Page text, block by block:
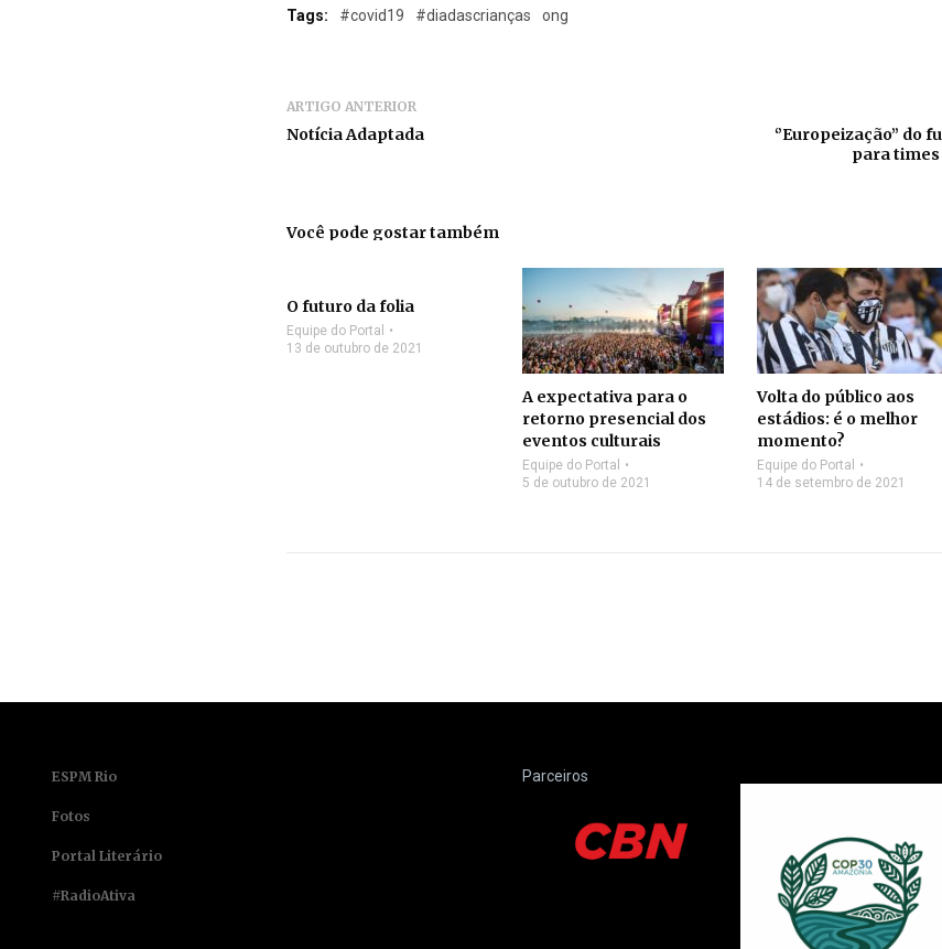
Tags: #covid19 #diadascrianças ong
ARTIGO ANTERIOR
Notícia Adaptada
‘’Europeização’’
para
Você pode gostar também
O futuro da folia
Equipe do Portal
13 de outubro de 2021
A expectativa para o
retorno presencial dos
eventos culturais
Equipe do Portal
5 de outubro de 2021
Volta do público aos
estádios: é o melhor
momento?
Equipe do Portal
14 de setembro de 2021
ESPM Rio
Fotos
Portal Literário
#RadioAtiva
Parceiros